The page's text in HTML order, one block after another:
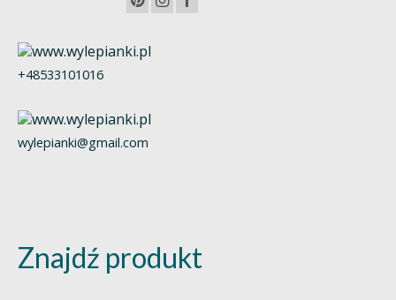
+48533101016
wylepianki@gmail.com
Znajdź produkt